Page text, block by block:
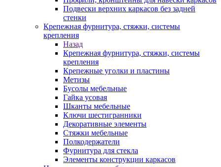
Подвески верхних каркасов без задней
стенки
Крепежная фурнитура, стяжки, системы
крепления
Назад
Крепежная фурнитура, стяжки, системы
крепления
Крепежные уголки и пластины
Метизы
Бусолы мебельные
Гайка усовая
Шканты мебельные
Ключи шестигранники
Декоративные элементы
Стяжки мебельные
Полкодержатели
Фурнитура для стекла
Элементы конструкции каркасов